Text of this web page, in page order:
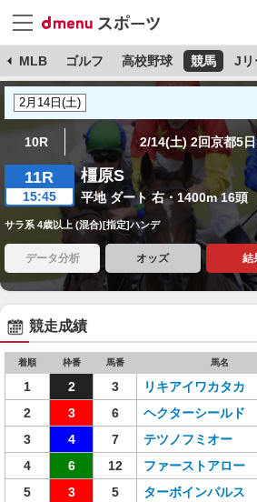
MLB ゴルフ 高校野球 競馬 Jリ
10R 2/14(土) 2回京都5日
11R
15:45
橿原S
平地 ダート 右・1400m 16頭
サラ系 4歳以上 (混合)[指定]ハンデ
データ分析 オッズ 結
競走成績
着順 枠番 馬番 馬名
1 2 3 リキアイワカタカ
2
3 6 ヘクターシールド
3
4 7 テツノフミオー
4
6 12 ファーストアロー
5
3 5 ターボインパルス